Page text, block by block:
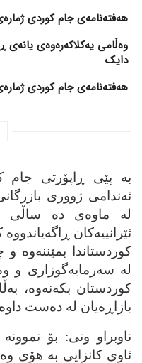
هەفتەنامەی جام کوردی ژمارەی
وەڵامی یەکلاکەرەوەی
دایک
هەفتەنامەی جام کوردی ژمارەی
به‌ پێی ڕاپۆرتی جام
ئه‌ندامی ژووری
له‌ ماوه‌ی ده‌ ساڵی
ئێرانییه‌کان
کوردستاندا بمێننه‌وه‌ و
له‌ سه‌رمایه‌گوزاری و
کوردستان بکه‌نه‌وه‌،
بازاڕه‌یان له‌ ده‌ست
ناوبراو وتی: بۆ
ئاوی کانزایی به‌ هۆی